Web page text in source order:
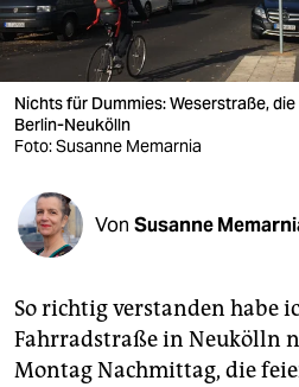
verlag
verlag
veranstaltungen
fragen & hilfe
abo
genossenschaft
Nichts für Dummies: Weserstraße,
Berlin-Neukölln
Foto: Susanne Memarnia
Von Susanne
So richtig verstanden habe
Fahrradstraße in Neukölln
Montag Nachmittag, die